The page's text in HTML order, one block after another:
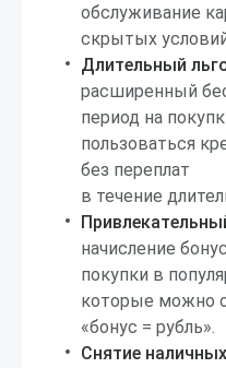
обслуживание
скрытых
Длительный
расширенный
период на
пользоваться
без переплат
в течение
начисление
покупки в
которые можно
«бонус = рубль».
Снятие